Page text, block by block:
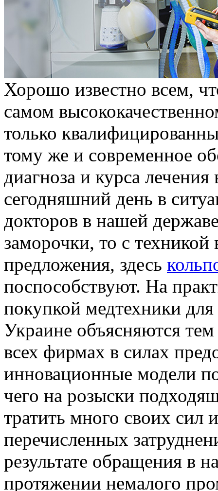
Хорошо известно всем,
самом
только
тому же и современное
диагноза и курса
сегодняшний день в
докторов в нашей
заморочки, то с техникой
предложения, здесь
поспособствуют. На
покупкой медтехники
Украине объясняются
всех фирмах в силах
инновационные модели
чего на розыски
тратить много своих сил
перечисленных
результате обращения в
протяжении немалого